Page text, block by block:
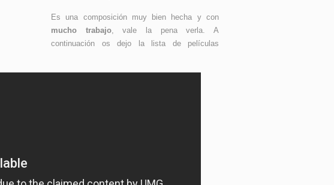
Es una composición muy bien hecha y con
mucho trabajo, vale la pena verla. A
continuación os dejo la lista de películas